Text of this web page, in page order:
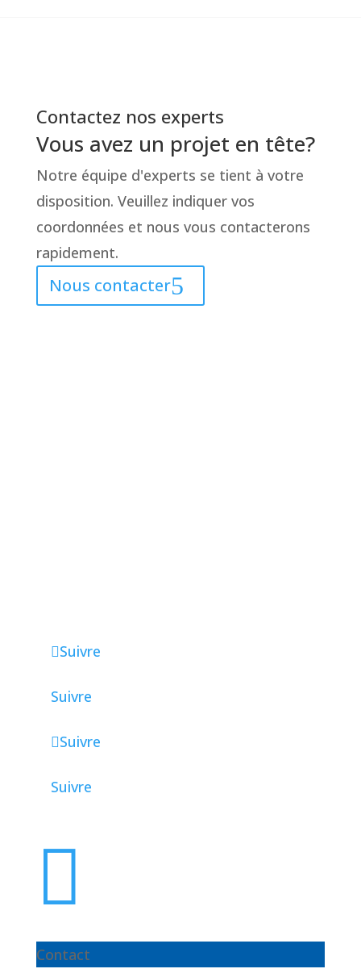
Contactez nos experts
Vous avez un projet en tête?
Notre équipe d'experts se tient à votre
disposition. Veuillez indiquer vos
coordonnées et nous vous contacterons
rapidement.
Nous contacter
Suivre
Suivre
Suivre
Suivre

Contact